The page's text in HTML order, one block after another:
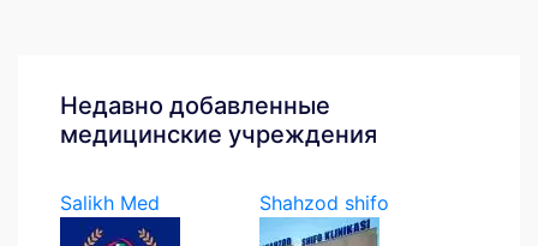
Недавно добавленные
медицинские учреждения
Salikh Med
Shahzod shifo
klinikasi